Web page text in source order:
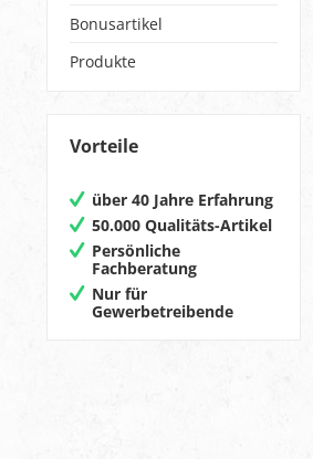
Bonusartikel
Produkte
Vorteile
über 40 Jahre Erfahrung
50.000 Qualitäts-Artikel
Persönliche
Fachberatung
Nur für
Gewerbetreibende